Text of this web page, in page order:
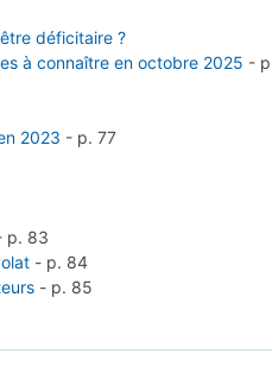
déficitaire ?
à connaître en octobre 2025 -
2023 - p. 77
p. 83
- p. 84
- p. 85